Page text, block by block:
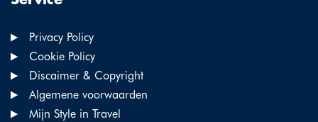
Privacy Policy
Cookie Policy
Discaimer & Copyright
Algemene voorwaarden
Mijn Style in Travel